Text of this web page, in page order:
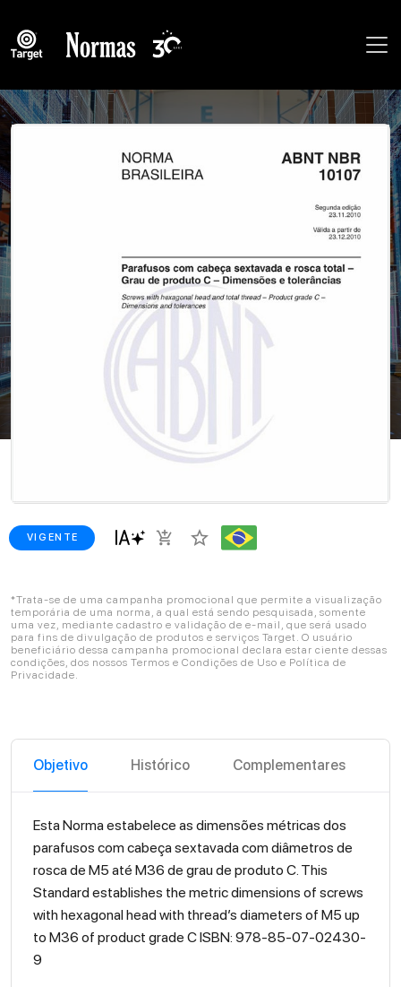
VIGENTE add_shopping_cart star_border
*Trata-se de uma campanha promocional que permite a visualização
temporária de uma norma, a qual está sendo pesquisada, somente
uma vez, mediante cadastro e validação de e-mail, que será usado
para fins de divulgação de produtos e serviços Target. O usuário
beneficiário dessa campanha promocional declara estar ciente dessas
condições, dos nossos Termos e Condições de Uso e Política de
Privacidade.
Objetivo Histórico Complementares
Esta Norma estabelece as dimensões métricas dos
parafusos com cabeça sextavada com diâmetros de
rosca de M5 até M36 de grau de produto C. This
Standard establishes the metric dimensions of screws
with hexagonal head with thread’s diameters of M5 up
to M36 of product grade C ISBN: 978-85-07-02430-
9